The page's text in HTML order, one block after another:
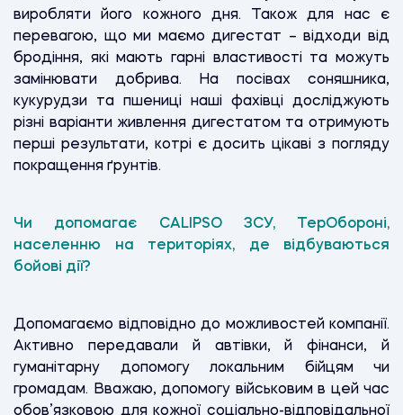
виробляти його кожного дня. Також для нас є
перевагою, що ми маємо дигестат – відходи від
бродіння, які мають гарні властивості та можуть
замінювати добрива. На посівах соняшника,
кукурудзи та пшениці наші фахівці досліджують
різні варіанти живлення дигестатом та отримують
перші результати, котрі є досить цікаві з погляду
покращення ґрунтів.
Чи допомагає CALIPSO ЗСУ, ТерОбороні,
населенню на територіях, де відбуваються
бойові дії?
Допомагаємо відповідно до можливостей компанії.
Активно передавали й автівки, й фінанси, й
гуманітарну допомогу локальним бійцям чи
громадам. Вважаю, допомогу військовим в цей час
обов’язковою для кожної соціально-відповідальної